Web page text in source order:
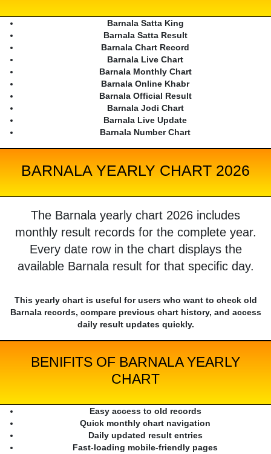
Barnala Satta King
Barnala Satta Result
Barnala Chart Record
Barnala Live Chart
Barnala Monthly Chart
Barnala Online Khabr
Barnala Official Result
Barnala Jodi Chart
Barnala Live Update
Barnala Number Chart
BARNALA YEARLY CHART 2026
The Barnala yearly chart 2026 includes
monthly result records for the complete year.
Every date row in the chart displays the
available Barnala result for that specific day.
This yearly chart is useful for users who want to check old
Barnala records, compare previous chart history, and access
daily result updates quickly.
BENIFITS OF BARNALA YEARLY
CHART
Easy access to old records
Quick monthly chart navigation
Daily updated result entries
Fast-loading mobile-friendly pages